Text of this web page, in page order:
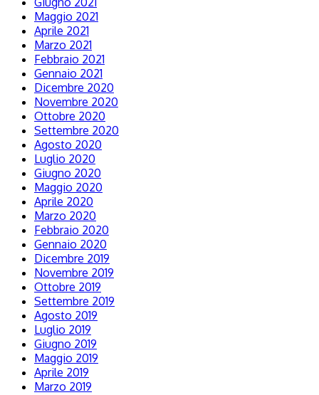
Maggio 2021
Aprile 2021
Marzo 2021
Febbraio 2021
Gennaio 2021
Dicembre 2020
Novembre 2020
Ottobre 2020
Settembre 2020
Agosto 2020
Luglio 2020
Giugno 2020
Maggio 2020
Aprile 2020
Marzo 2020
Febbraio 2020
Gennaio 2020
Dicembre 2019
Novembre 2019
Ottobre 2019
Settembre 2019
Agosto 2019
Luglio 2019
Giugno 2019
Maggio 2019
Aprile 2019
Marzo 2019